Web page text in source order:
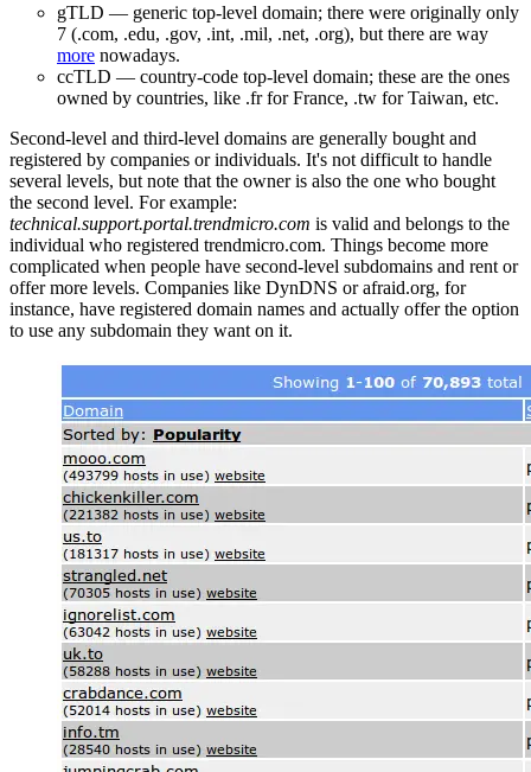
gTLD — generic top-level domain; there were originally only
7 (.com, .edu, .gov, .int, .mil, .net, .org), but there are way
more nowadays.
ccTLD — country-code top-level domain; these are the ones
owned by countries, like .fr for France, .tw for Taiwan, etc.
Second-level and third-level domains are generally bought and
registered by companies or individuals. It's not difficult to handle
several levels, but note that the owner is also the one who bought
the second level. For example:
technical.support.portal.trendmicro.com is valid and belongs to the
individual who registered trendmicro.com. Things become more
complicated when people have second-level subdomains and rent or
offer more levels. Companies like DynDNS or afraid.org, for
instance, have registered domain names and actually offer the option
to use any subdomain they want on it.